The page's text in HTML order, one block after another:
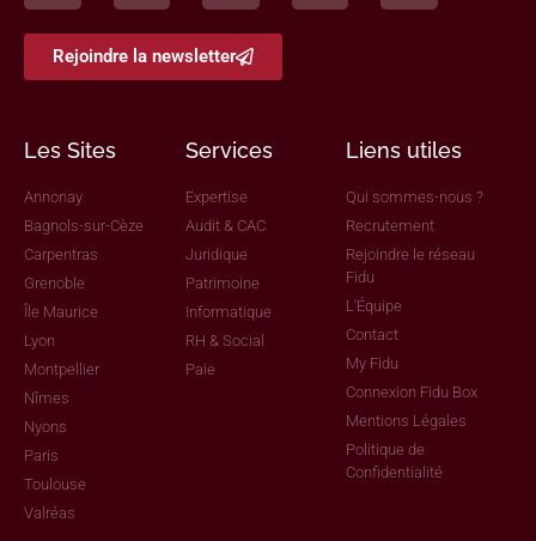
Rejoindre la newsletter
Les Sites
Annonay
Bagnols-sur-Cèze
Carpentras
Grenoble
Île Maurice
Lyon
Montpellier
Nîmes
Nyons
Paris
Toulouse
Valréas
Services
Expertise
Audit & CAC
Juridique
Patrimoine
Informatique
RH & Social
Paie
Liens utiles
Qui sommes-nous ?
Recrutement
Rejoindre le réseau
Fidu
L'Équipe
Contact
My Fidu
Connexion Fidu Box
Mentions Légales
Politique de
Confidentialité